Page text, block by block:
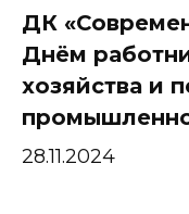
ДК
Днём
хозяйства и
28.11.2024